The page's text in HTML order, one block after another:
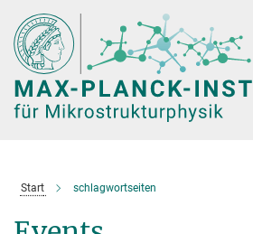
Hauptinhalt
Start schlagwortseiten